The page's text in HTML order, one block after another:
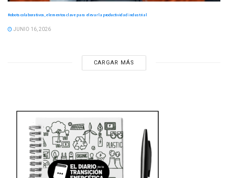
Robots colaborativos, elementos clave para elevar la productividad industrial
JUNIO 16, 2026
CARGAR MÁS